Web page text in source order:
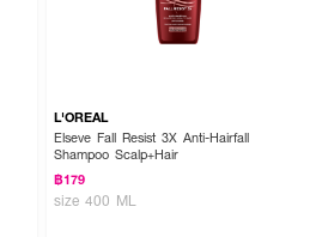
L'OREAL
Elseve Fall Resist 3X Anti-Hairfall
Shampoo Scalp+Hair
฿179
size 400 ML